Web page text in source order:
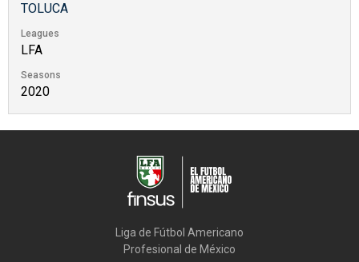
TOLUCA
Leagues
LFA
Seasons
2020
Liga de Fútbol Americano
Profesional de México